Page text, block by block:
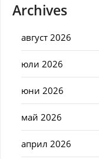
Archives
август 2026
юли 2026
юни 2026
май 2026
април 2026